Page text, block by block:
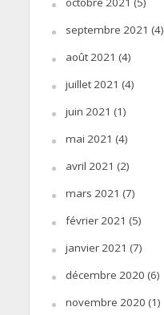
septembre 2021 (4)
août 2021 (4)
juillet 2021 (4)
juin 2021 (1)
mai 2021 (4)
avril 2021 (2)
mars 2021 (7)
février 2021 (5)
janvier 2021 (7)
décembre 2020 (6)
novembre 2020 (1)